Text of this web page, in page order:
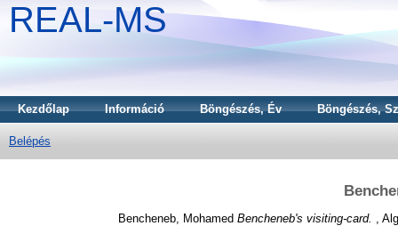
REAL-MS
Kezdőlap Információ Böngészés, Év Böngészés,
Belépés
Bencheneb, Mohamed Bencheneb's visiting-card. ,